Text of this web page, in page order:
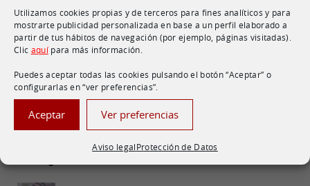
Utilizamos cookies propias y de terceros para fines analíticos y para
mostrarte publicidad personalizada en base a un perfil elaborado a
partir de tus hábitos de navegación (por ejemplo, páginas visitadas).
Clic aquípara más información.
Puedes aceptar todas las cookies pulsando el botón “Aceptar” o
configurarlas en “ver preferencias”.
Aceptar Ver preferencias
Aviso legalProtección de Datos
Polígono Industrial AREA 58
1 espacio disponible
Azkoitia, Gipuzkoa
Polígono Industrial UGARTE
47 espacios disponibles
Proyectos consolidados